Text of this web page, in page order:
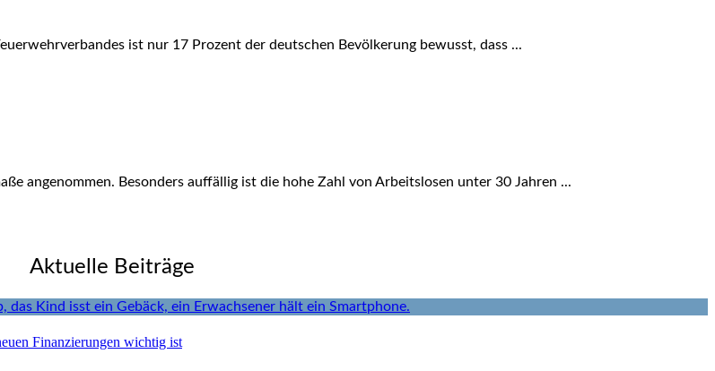
ist nur 17 Prozent der deutschen Bevölkerung bewusst, dass ...
angenommen. Besonders auffällig ist die hohe Zahl von Arbeitslosen unter 30 Jahren ...
Aktuelle Beiträge
Finanzierungen wichtig ist